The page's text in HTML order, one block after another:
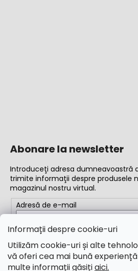
Informații despre cookie-uri
Utilizăm cookie-uri și alte
vă oferi cea mai bună
multe informații găsițiaici.
Abonare la newsletter
Introduceţi adresa dumneavoastră
trimite informaţii despre produsele
magazinul nostru virtual.
Adresă de e-mail
Completând adresa de e-mail,
condițiile
ABONARE